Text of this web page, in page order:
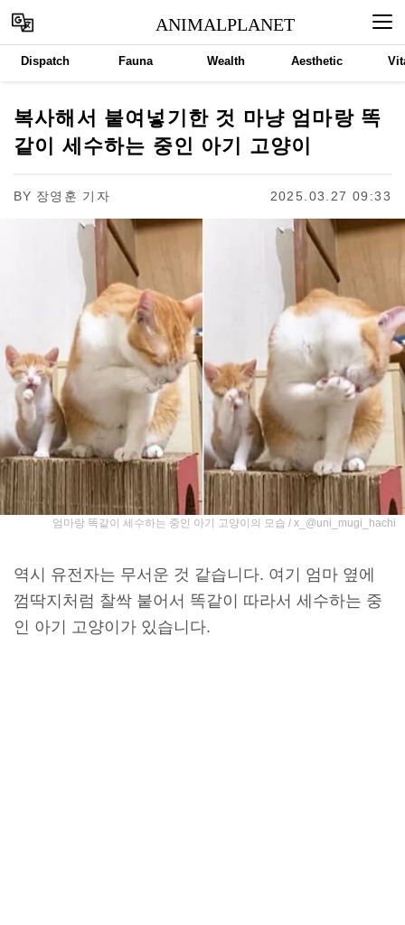
ANIMALPLANET
Dispatch Fauna Wealth Aesthetic
복사해서 붙여넣기한 것 마냥 엄마랑 똑
같이 세수하는 중인 아기 고양이
BY 장영훈 기자 2025.03.27 09:33
엄마랑 똑같이 세수하는 중인 아기 고양이의 모습 / x_@uni_mugi_hachi
역시 유전자는 무서운 것 같습니다. 여기 엄마 옆에
껌딱지처럼 찰싹 붙어서 똑같이 따라서 세수하는 중
인 아기 고양이가 있습니다.